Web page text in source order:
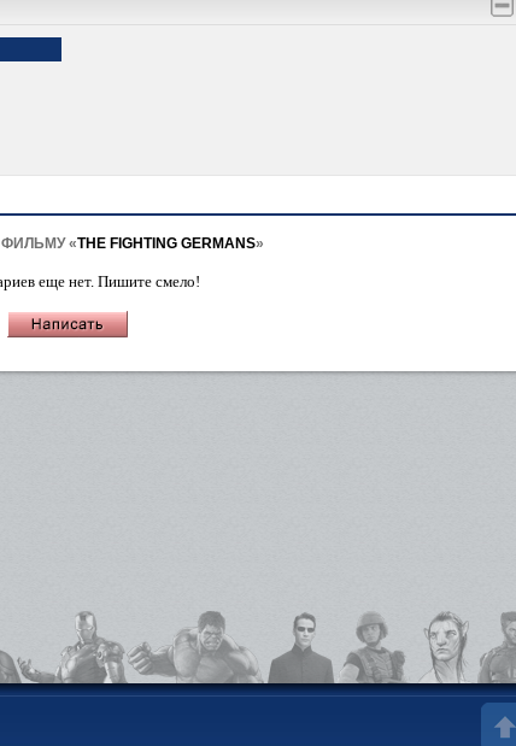
«THE FIGHTING GERMANS»
еще нет. Пишите смело!